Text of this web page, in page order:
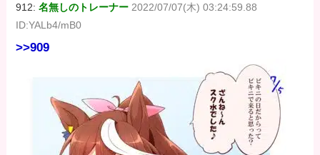
912:名無しのトレーナー 2022/07/07(木) 03:24:59.88
ID:YALb4/mB0
>>909